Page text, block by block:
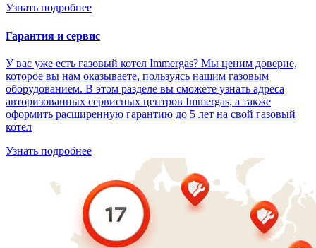
Узнать подробнее
Гарантия и сервис
У вас уже есть газовый котел Immergas? Мы ценим доверие,
которое вы нам оказываете, пользуясь нашим газовым
оборудованием. В этом разделе вы сможете узнать адреса
авторизованных сервисных центров Immergas, а также
оформить расширенную гарантию до 5 лет на свой газовый
котел
Узнать подробнее